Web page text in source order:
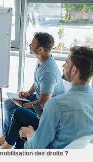
des droits ?